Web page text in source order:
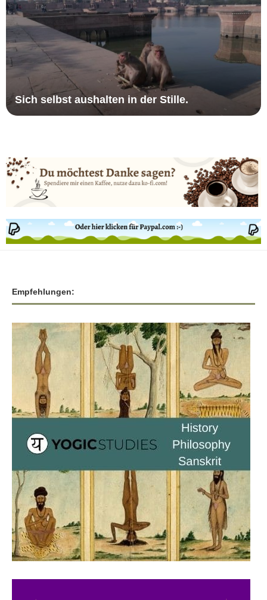
Satsang Talk – Achtsamkeit im Hier und Jetzt
Satsang Talk- über Achtsamkeit und Mindfullness
Glücklich Sein: eine Anleitung
Umgang mit anderen, weniger “spirituellen” Menschen
Sich selbst aushalten in der Stille.
Empfehlungen: